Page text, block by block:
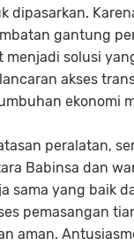
dipasarkan.
gantung
menjadi solusi
akses
ekonomi
peralatan,
Babinsa dan
sama yang baik
pemasangan
aman.